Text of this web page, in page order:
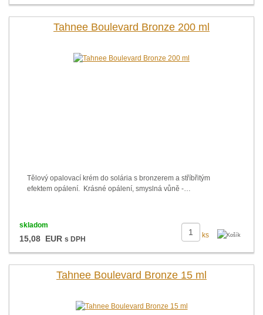
Tahnee Boulevard Bronze 200 ml
Tělový opalovací krém do solária s bronzerem a stříbřitým
efektem opálení. Krásné opálení, smyslná vůně -…
ks
skladom
15,08 EUR s DPH
Tahnee Boulevard Bronze 15 ml